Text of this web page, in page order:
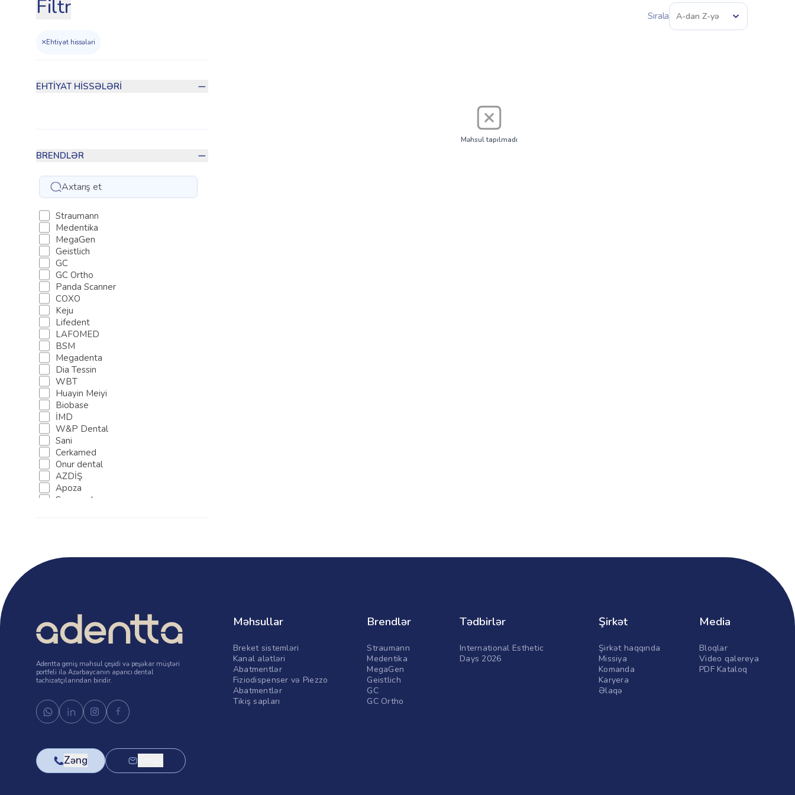
Filtr
×Ehtiyat hissələri
EHTIYAT HISSƏLƏRI
BRENDLƏR
Straumann
Medentika
MegaGen
Geistlich
GC
GC Ortho
Panda Scanner
COXO
Keju
Lifedent
LAFOMED
BSM
Megadenta
Dia Tessin
WBT
Huayin Meiyi
Biobase
İMD
W&P Dental
Sani
Cerkamed
Onur dental
AZDİŞ
Apoza
Sure-endo
Sırala A-dan Z-yə
Məhsul tapılmadı
Adentta geniş məhsul çeşidi və peşəkar müştəri
portfeli ilə Azərbaycanın aparıcı dental
təchizatçılarından biridir.
Zəng
Məhsullar
Breket sistemləri
Kanal alətləri
Abatmentlər
Fiziodispenser və Piezzo
Abatmentlər
Tikiş sapları
Brendlər
Straumann
Medentika
MegaGen
Geistlich
GC
GC Ortho
Tədbirlər
International Esthetic
Days 2026
Şirkət
Şirkət haqqında
Missiya
Komanda
Karyera
Əlaqə
Media
Bloqlar
Video qalereya
PDF Kataloq